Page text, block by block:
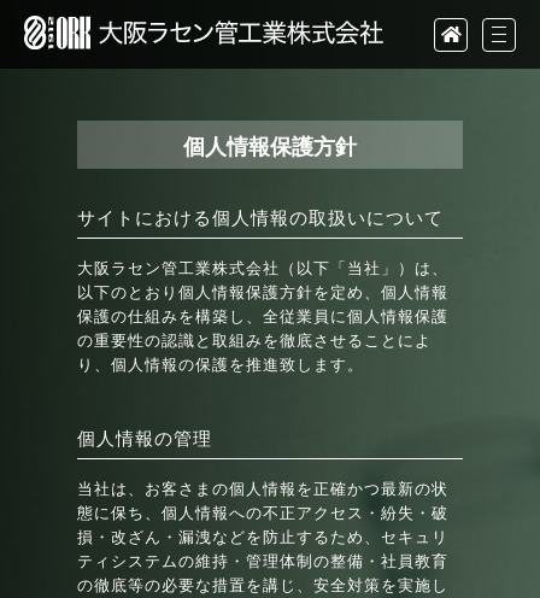
個人情報保護方針
サイトにおける個人情報の取扱いについて
大阪ラセン管工業株式会社（以下「当社」）は、
以下のとおり個人情報保護方針を定め、個人情報
保護の仕組みを構築し、全従業員に個人情報保護
の重要性の認識と取組みを徹底させることによ
り、個人情報の保護を推進致します。
個人情報の管理
当社は、お客さまの個人情報を正確かつ最新の状
態に保ち、個人情報への不正アクセス・紛失・破
損・改ざん・漏洩などを防止するため、セキュリ
ティシステムの維持・管理体制の整備・社員教育
の徹底等の必要な措置を講じ、安全対策を実施し